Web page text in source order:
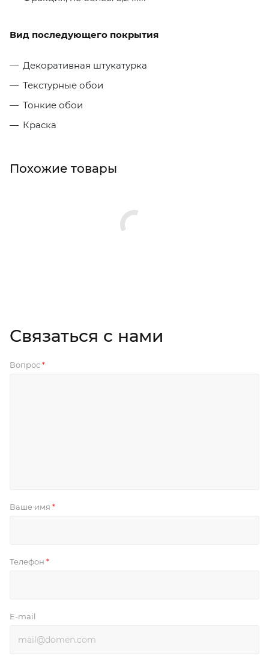
Вид последующего покрытия
Декоративная штукатурка
Текстурные обои
Тонкие обои
Краска
Похожие товары
Связаться с нами
Вопрос *
Ваше имя *
Телефон *
E-mail